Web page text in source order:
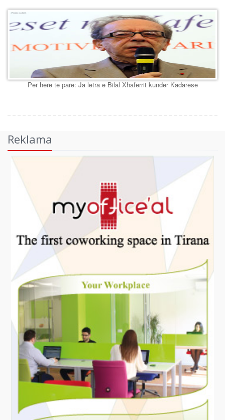
Per here te pare: Ja letra e Bilal Xhaferrit kunder Kadarese
Reklama